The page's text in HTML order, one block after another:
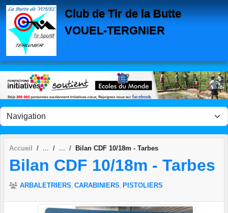
Club de Tir de la Butte
VOUEL-TERGNIER
Accueil Bilan CDF 10/18m - Tarbes
Bilan CDF 10/18m - Tarbes
ARBALETRIERS CARABINIERS PISTOLIERS
Panneau de gestion des cookies